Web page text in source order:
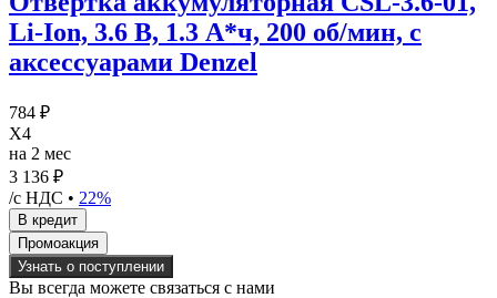
Li-Ion, 3.6 В, 1.3 А*ч, 200 об/мин, с
аксессуарами Denzel
784 ₽
X4
на 2 мес
3 136 ₽
/с НДС • 22%
Узнать о поступлении
Вы всегда можете связаться с нами